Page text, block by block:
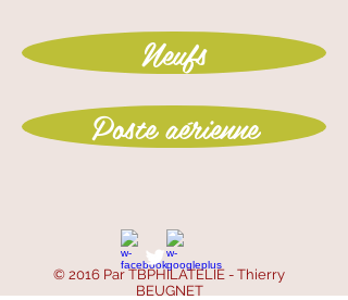
Neufs
Poste aérienne
© 2016 Par TBPHILATELIE - Thierry
BEUGNET